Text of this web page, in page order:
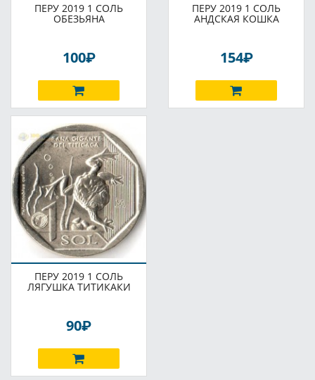
ПЕРУ 2019 1 СОЛЬ
ОБЕЗЬЯНА
100P
ПЕРУ 2019 1 СОЛЬ
АНДСКАЯ КОШКА
154P
ПЕРУ 2019 1 СОЛЬ
ЛЯГУШКА ТИТИКАКИ
90P